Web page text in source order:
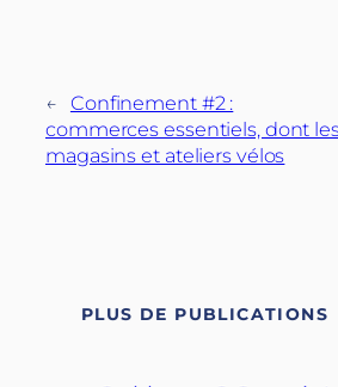
←
Confinement #2 :
commerces essentiels, dont
magasins et ateliers vélos
PLUS DE PUBLICATIONS